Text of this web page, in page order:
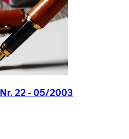
22 - 05/2003